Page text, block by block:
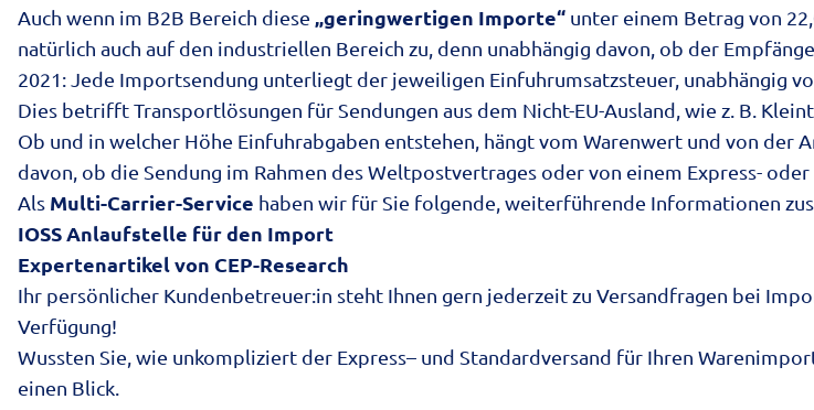
Auch wenn im B2B Bereich diese „geringwertigen Importe“ unter einem Betrag von
natürlich auch auf den industriellen Bereich zu, denn unabhängig davon, ob der
2021: Jede Importsendung unterliegt der jeweiligen Einfuhrumsatzsteuer, unabhängig
Dies betrifft Transportlösungen für Sendungen aus dem Nicht-EU-Ausland, wie z. B.
Ob und in welcher Höhe Einfuhrabgaben entstehen, hängt vom Warenwert und von
davon, ob die Sendung im Rahmen des Weltpostvertrages oder von einem Express-
Als Multi-Carrier-Service haben wir für Sie folgende, weiterführende Informationen
IOSS Anlaufstelle für den Import
Expertenartikel von CEP-Research
Ihr persönlicher Kundenbetreuer:in steht Ihnen gern jederzeit zu Versandfragen bei
Verfügung!
Wussten Sie, wie unkompliziert der Express– und Standardversand für Ihren
einen Blick.